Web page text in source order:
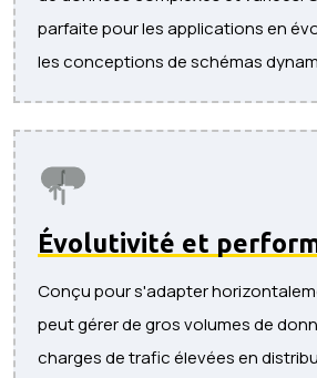
parfaite pour les applications en
les conceptions de schémas
Évolutivité et
Conçu pour s'adapter
peut gérer de gros volumes de
charges de trafic élevées en